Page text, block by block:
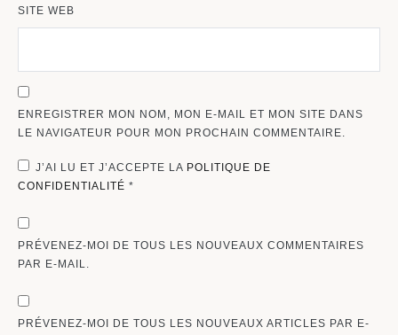
SITE WEB
ENREGISTRER MON NOM, MON E-MAIL ET MON SITE DANS
LE NAVIGATEUR POUR MON PROCHAIN COMMENTAIRE.
J’AI LU ET J’ACCEPTE LA POLITIQUE DE
CONFIDENTIALITÉ *
PRÉVENEZ-MOI DE TOUS LES NOUVEAUX COMMENTAIRES
PAR E-MAIL.
PRÉVENEZ-MOI DE TOUS LES NOUVEAUX ARTICLES PAR E-